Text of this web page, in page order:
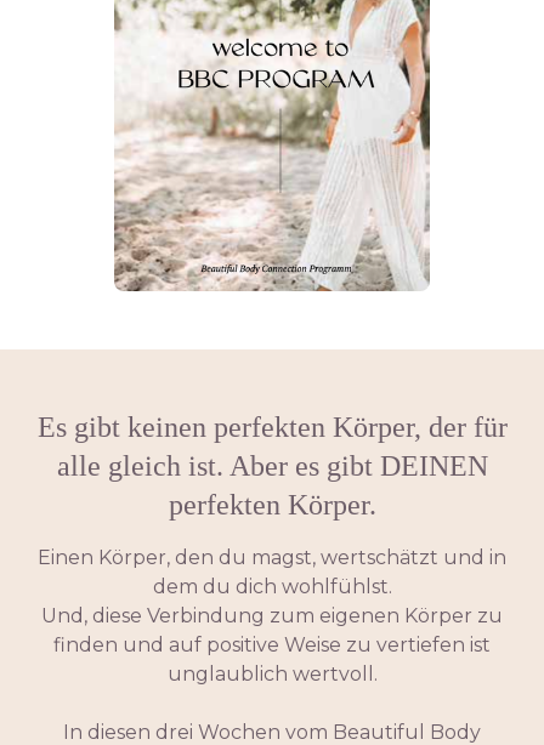
Es gibt keinen perfekten Körper, der für
alle gleich ist. Aber es gibt DEINEN
perfekten Körper.
Einen Körper, den du magst, wertschätzt und in
dem du dich wohlfühlst.
Und, diese Verbindung zum eigenen Körper zu
finden und auf positive Weise zu vertiefen ist
unglaublich wertvoll.
In diesen drei Wochen vom Beautiful Body